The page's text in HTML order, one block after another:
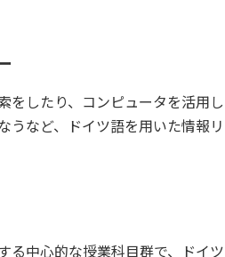
をしたり、コンピュータを活用し
うなど、ドイツ語を用いた情報リ
る中心的な授業科目群で、ドイツ